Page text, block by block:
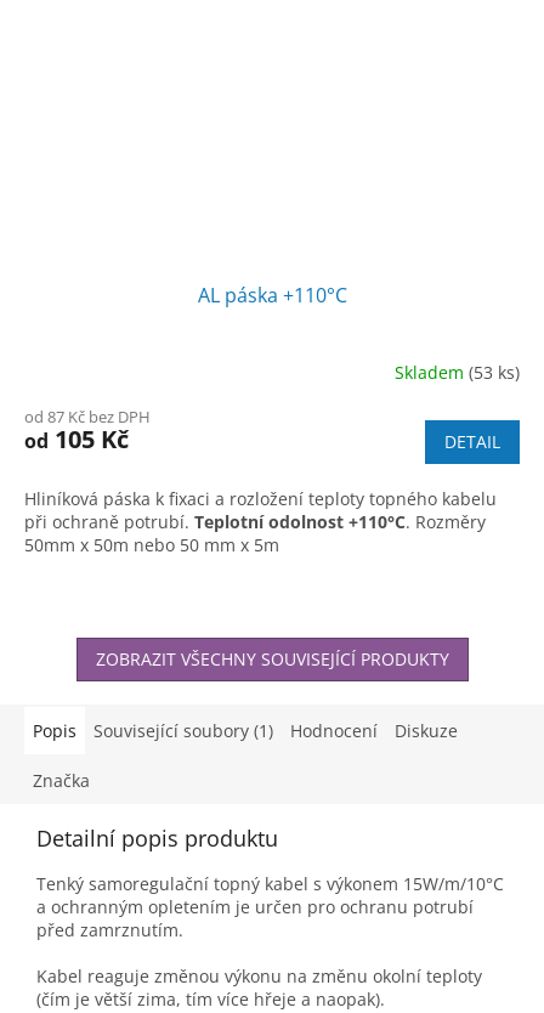
AL páska +110°C
Skladem (53 ks)
od 87 Kč bez DPH
od 105 Kč DETAIL
Hliníková páska k fixaci a rozložení teploty topného kabelu
při ochraně potrubí. Teplotní odolnost +110°C. Rozměry
50mm x 50m nebo 50 mm x 5m
ZOBRAZIT VŠECHNY SOUVISEJÍCÍ PRODUKTY
Popis Související soubory (1) Hodnocení Diskuze
Značka
Detailní popis produktu
Tenký samoregulační topný kabel s výkonem 15W/m/10°C
a ochranným opletením je určen pro ochranu potrubí
před zamrznutím.
Kabel reaguje změnou výkonu na změnu okolní teploty
(čím je větší zima, tím více hřeje a naopak).